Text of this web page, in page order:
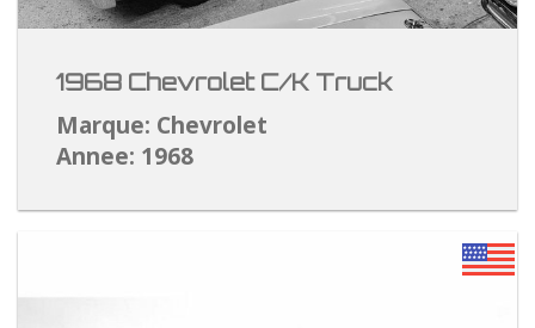
1968 Chevrolet C/K Truck
Marque: Chevrolet
Annee: 1968